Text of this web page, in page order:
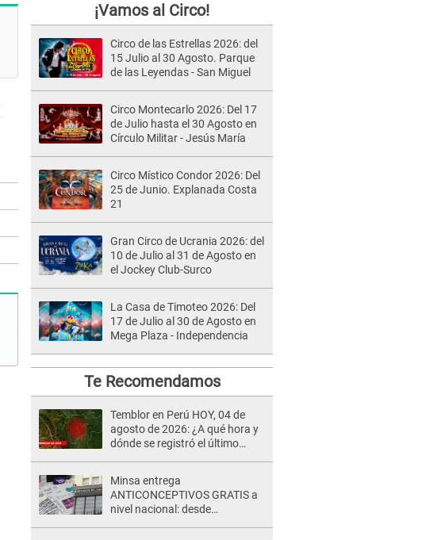
¡Vamos al Circo!
Circo de las Estrellas 2026: del
15 Julio al 30 Agosto. Parque
de las Leyendas - San Miguel
Circo Montecarlo 2026: Del 17
de Julio hasta el 30 Agosto en
Círculo Militar - Jesús María
Circo Místico Condor 2026: Del
25 de Junio. Explanada Costa
21
Gran Circo de Ucrania 2026: del
10 de Julio al 31 de Agosto en
el Jockey Club-Surco
La Casa de Timoteo 2026: Del
17 de Julio al 30 de Agosto en
Mega Plaza - Independencia
Te Recomendamos
Temblor en Perú HOY, 04 de
agosto de 2026: ¿A qué hora y
dónde se registró el último
Minsa entrega
ANTICONCEPTIVOS GRATIS a
nivel nacional: desde